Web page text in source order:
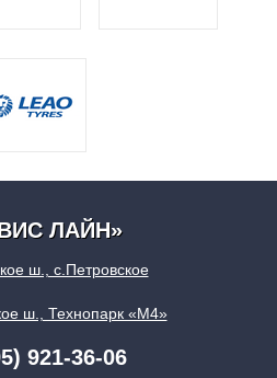
ЛАЙН»
ш., с.Петровское
ш., Технопарк «М4»
921-36-06